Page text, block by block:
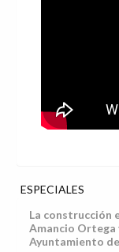
ESPECIALES
La construcción
Amancio Ortega
Ayuntamiento